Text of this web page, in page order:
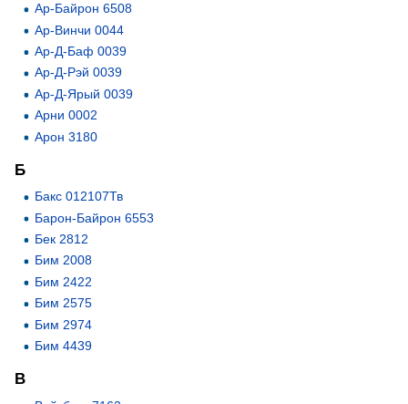
Ар-Байрон 6508
Ар-Винчи 0044
Ар-Д-Баф 0039
Ар-Д-Рэй 0039
Ар-Д-Ярый 0039
Арни 0002
Арон 3180
Б
Бакс 012107Тв
Барон-Байрон 6553
Бек 2812
Бим 2008
Бим 2422
Бим 2575
Бим 2974
Бим 4439
В